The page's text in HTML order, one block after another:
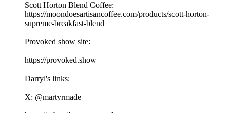
Scott Horton Blend Coffee:
⁠⁠⁠https://moondoesartisancoffee.com/products/scott-horton-
supreme-breakfast-blend⁠⁠⁠
Provoked show site:
⁠⁠⁠⁠⁠⁠⁠⁠⁠⁠⁠⁠⁠⁠⁠⁠⁠⁠⁠⁠⁠⁠⁠⁠⁠⁠⁠⁠⁠⁠⁠⁠⁠⁠https://provoked.show⁠⁠⁠⁠⁠⁠⁠⁠⁠⁠⁠⁠⁠⁠⁠⁠⁠⁠⁠⁠⁠⁠⁠⁠⁠⁠⁠⁠⁠⁠⁠⁠⁠⁠
Darryl's links:
X: ⁠⁠⁠⁠⁠⁠⁠⁠⁠⁠⁠⁠⁠⁠⁠⁠⁠⁠⁠⁠⁠⁠⁠⁠⁠⁠⁠⁠⁠⁠⁠⁠⁠⁠@martyrmade⁠⁠⁠⁠⁠⁠⁠⁠⁠⁠⁠⁠⁠⁠⁠⁠⁠⁠⁠⁠⁠⁠⁠⁠⁠⁠⁠⁠⁠⁠⁠⁠⁠⁠